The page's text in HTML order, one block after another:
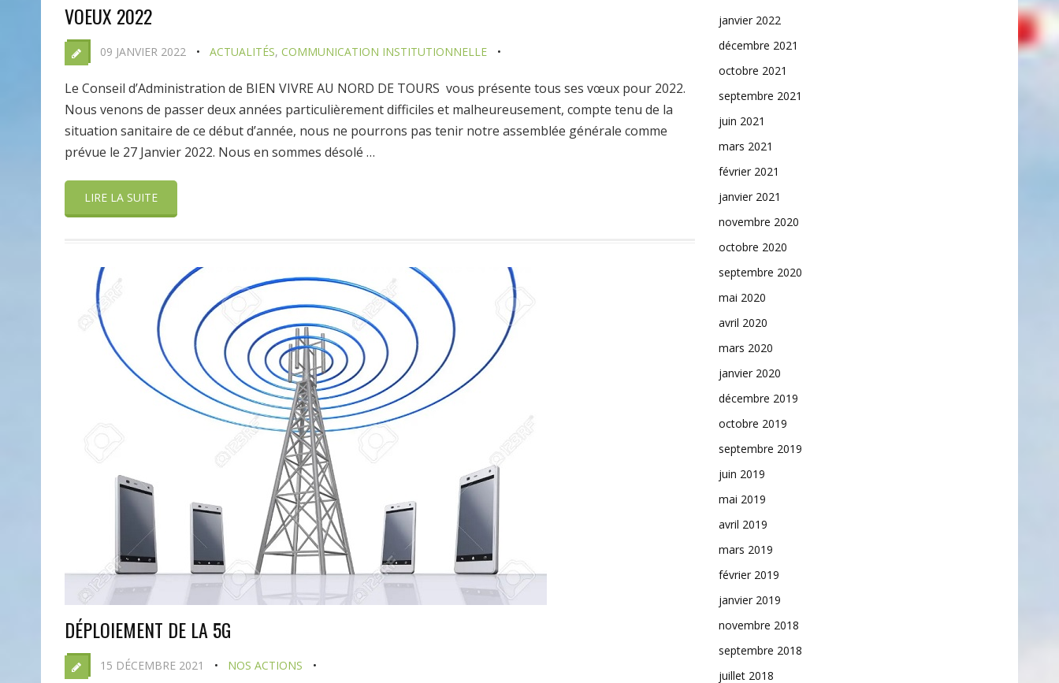
VOEUX 2022
09 JANVIER 2022 ACTUALITÉS, COMMUNICATION INSTITUTIONNELLE
Le Conseil d’Administration de BIEN VIVRE AU NORD DE TOURS vous présente tous ses vœux pour 2022.
Nous venons de passer deux années particulièrement difficiles et malheureusement, compte tenu de la
situation sanitaire de ce début d’année, nous ne pourrons pas tenir notre assemblée générale comme
prévue le 27 Janvier 2022. Nous en sommes désolé …
LIRE LA SUITE
DÉPLOIEMENT DE LA 5G
15 DÉCEMBRE 2021 NOS ACTIONS
janvier 2022
décembre 2021
octobre 2021
septembre 2021
juin 2021
mars 2021
février 2021
janvier 2021
novembre 2020
octobre 2020
septembre 2020
mai 2020
avril 2020
mars 2020
janvier 2020
décembre 2019
octobre 2019
septembre 2019
juin 2019
mai 2019
avril 2019
mars 2019
février 2019
janvier 2019
novembre 2018
septembre 2018
juillet 2018